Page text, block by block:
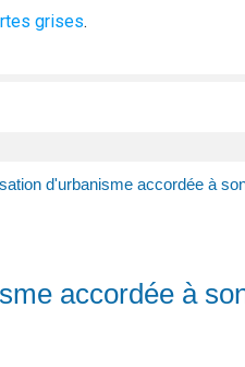
grises.
d'urbanisme accordée à
accordée à